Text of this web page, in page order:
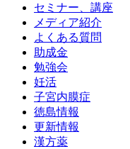
セミナー、講座
メディア紹介
よくある質問
助成金
勉強会
妊活
子宮内膜症
徳島情報
更新情報
漢方薬